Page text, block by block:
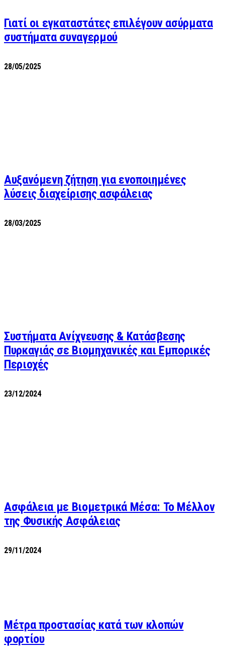
Γιατί οι εγκαταστάτες επιλέγουν ασύρματα
συστήματα συναγερμού
28/05/2025
Αυξανόμενη ζήτηση για ενοποιημένες
λύσεις διαχείρισης ασφάλειας
28/03/2025
Συστήματα Ανίχνευσης & Κατάσβεσης
Πυρκαγιάς σε Βιομηχανικές και Εμπορικές
Περιοχές
23/12/2024
Ασφάλεια με Βιομετρικά Μέσα: Το Μέλλον
της Φυσικής Ασφάλειας
29/11/2024
Μέτρα προστασίας κατά των κλοπών
φορτίου